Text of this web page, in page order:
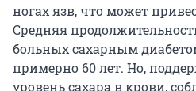
ногах язв, что может
Средняя
больных сахарным
примерно 60 лет. Но,
уровень сахара в крови,